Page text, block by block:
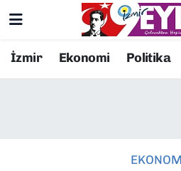
İzmir Ekonomi Politika
Resmi İlanlar
Konak Nöbetçi Eczaneler
Süper Lig Puan Durumu